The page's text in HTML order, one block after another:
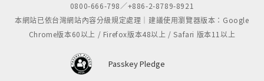
0800-666-798／+886-2-8789-8921
本網站已依台灣網站內容分級規定處理｜建議使用瀏覽器版本：Google
Chrome版本60以上 / Firefox版本48以上 / Safari 版本11以上
Passkey Pledge